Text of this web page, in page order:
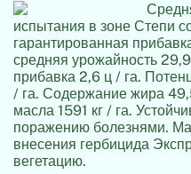
испытания в зоне Степи
гарантированная
средняя урожайность
прибавка 2,6 ц / га.
/ га. Содержание жира
масла 1591 кг / га.
поражению болезнями.
внесения гербицида
вегетацию.